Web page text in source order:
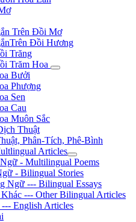
Trên Đồi Mơ
Đồi Hương
Trăng
Trăm Hoa
Bưởi
Phượng
Sen
Cau
Muôn Sắc
Thuật
Phân-Tích, Phê-Bình
Articles
- Multilingual Poems
- Bilingual Stories
Ngữ --- Bilingual Essays
--- Other Bilingual Articles
English Articles